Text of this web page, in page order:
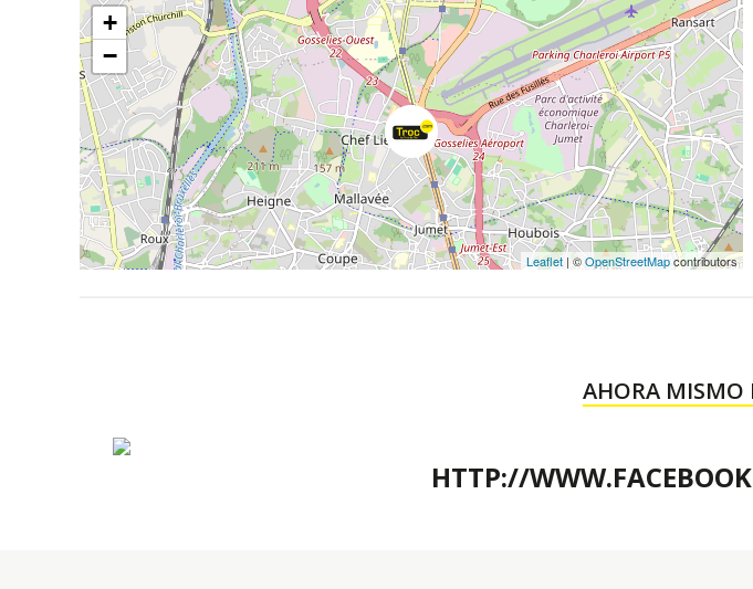
+
−
Leaflet | ©OpenStreetMapcontributors
AHORA MISMO
HTTP://